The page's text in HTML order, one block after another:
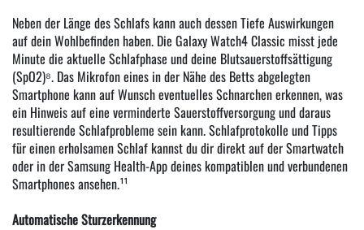
Neben der Länge des Schlafs kann auch dessen Tiefe Auswirkungen
auf dein Wohlbefinden haben. Die Galaxy Watch4 Classic misst jede
Minute die aktuelle Schlafphase und deine Blutsauerstoffsättigung
(SpO2)⁸. Das Mikrofon eines in der Nähe des Betts abgelegten
Smartphone kann auf Wunsch eventuelles Schnarchen erkennen, was
ein Hinweis auf eine verminderte Sauerstoffversorgung und daraus
resultierende Schlafprobleme sein kann. Schlafprotokolle und Tipps
für einen erholsamen Schlaf kannst du dir direkt auf der Smartwatch
oder in der Samsung Health-App deines kompatiblen und verbundenen
Smartphones ansehen.¹¹
Automatische Sturzerkennung